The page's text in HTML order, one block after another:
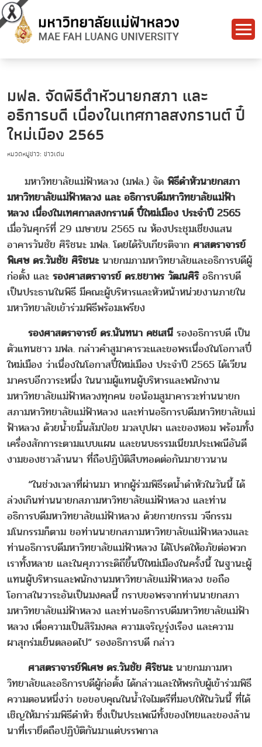
มฟล. จัดพิธีดำหัวนายกสภา และ
อธิการบดี เนื่องในเทศกาลสงกรานต์ ปี๋
ใหม่เมือง 2565
หมวดหมู่ข่าว: ข่าวเด่น
มหาวิทยาลัยแม่ฟ้าหลวง (มฟล.) จัด พิธีดำหัวนายกสภา
มหาวิทยาลัยแม่ฟ้าหลวง และ อธิการบดีมหาวิทยาลัยแม่ฟ้า
หลวง เนื่องในเทศกาลสงกรานต์ ปี๋ใหม่เมือง ประจำปี 2565
เมื่อวันศุกร์ที่ 29 เมษายน 2565 ณ ห้องประชุมเชียงแสน
อาคารวันชัย ศิริชนะ มฟล. โดยได้รับเกียรติจาก ศาสตราจารย์
พิเศษ ดร.วันชัย ศิริชนะนายกมภามหาวิทยาลัยและอธิการบดีผู้
ก่อตั้ง และ รองศาสตราจารย์ ดร.ชยาพร วัฒนศิริอธิการบดี
เป็นประธานในพิธี มีคณะผู้บริหารและหัวหน้าหน่วยงานภายใน
มหาวิทยาลัยเข้าร่วมพิธีพร้อมเพรียง
รองศาสตราจารย์ ดร.นันทนา คชเสนี รองอธิการบดี เป็น
ตัวแทนชาว มฟล. กล่าวคําสูมาคารวะและขอพรเนื่องในโอกาสปี๋
ใหม่เมือง ว่าเนื่องในโอกาสปี๋ใหม่เมือง ประจำปี 2565 ได้เวียน
มาครบอีกวาระหนึ่ง ในนามผู้แทนผู้บริหารและพนักงาน
มหาวิทยาลัยแม่ฟ้าหลวงทุกคน ขอน้อมสูมาคารวะท่านนายก
สภามหาวิทยาลัยแม่ฟ้าหลวง และท่านอธิการบดีมหาวิทยาลัยแม่
ฟ้าหลวง ด้วยน้ำขมิ้นส้มป่อย มวลบุปผา และของหอม พร้อมทั้ง
เครื่องสักการะตามแบบแผน และขนบธรรมเนียมประเพณีอันดี
งามของชาวล้านนา ที่ถือปฏิบัติสืบทอดต่อกันมายาวนาน
“ในช่วงเวลาที่ผ่านมา หากผู้ร่วมพิธีรดน้ำดำหัวในวันนี้ ได้
ล่วงเกินท่านนายกสภามหาวิทยาลัยแม่ฟ้าหลวง และท่าน
อธิการบดีมหาวิทยาลัยแม่ฟ้าหลวง ด้วยกายกรรม วจีกรรม
มโนกรรมก็ตาม ขอท่านนายกสภามหาวิทยาลัยแม่ฟ้าหลวงและ
ท่านอธิการบดีมหาวิทยาลัยแม่ฟ้าหลวง ได้โปรดให้อภัยต่อพวก
เราทั้งหลาย และในศุภวาระดิถีขึ้นปีใหม่เมืองในครั้งนี้ ในฐานะผู้
แทนผู้บริหารและพนักงานมหาวิทยาลัยแม่ฟ้าหลวง ขอถือ
โอกาสในวาระอันเป็นมงคลนี้ กราบขอพรจากท่านนายกสภา
มหาวิทยาลัยแม่ฟ้าหลวง และท่านอธิการบดีมหาวิทยาลัยแม่ฟ้า
หลวง เพื่อความเป็นสิริมงคล ความเจริญรุ่งเรือง และความ
ผาสุกร่มเย็นตลอดไป” รองอธิการบดี กล่าว
ศาสตราจารย์พิเศษ ดร.วันชัย ศิริชนะนายกมภามหา
วิทยาลัยและอธิการบดีผู้ก่อตั้ง ได้กล่าวและให้พรกับผู้เข้าร่วมพิธี
ความตอนหนึ่งว่า ขอขอบคุณในน้ำใจไมตรีที่มอบให้ในวันนี้ ที่ได้
เชิญให้มาร่วมพิธีดำหัว ซึ่งเป็นประเพณีทั้งของไทยและของล้าน
นาที่เรายึดถือปฏิบัติกันมาแต่บรรพกาล